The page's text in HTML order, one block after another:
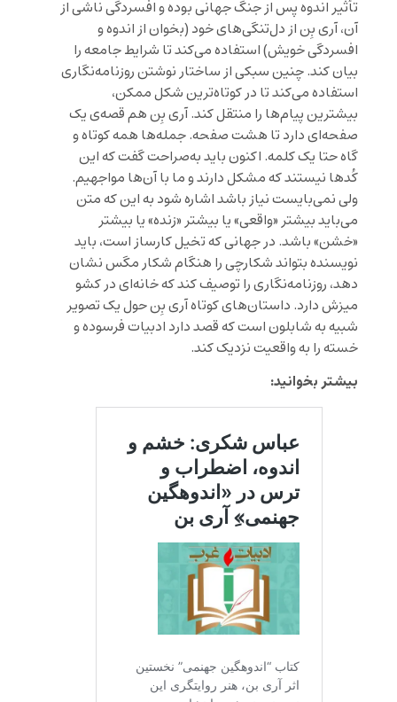
تأثیر اندوه پس از جنگ جهانی بوده و افسردگی ناشی از
آن، آری بِن از دل‌تنگی‌های خود (بخوان از اندوه و
افسردگی خویش) استفاده می‌کند تا شرایط جامعه را
بیان کند. چنین سبکی از ساختار نوشتن روزنامه‌نگاری
استفاده می‌کند تا در کوتاه‌ترین شکل ممکن،
بیشترین پیام‌ها را منتقل کند. آری بِن هم قصه‌ی یک
صفحه‌ای دارد تا هشت صفحه. جمله‌ها همه کوتاه و
گاه حتا یک کلمه. اکنون باید به‌صراحت گفت که این
کُدها نیستند که مشکل دارند و ما با آن‌ها مواجهیم.
ولی نمی‌بایست نیاز باشد اشاره شود به این که متن
می‌باید بیشتر «واقعی» یا بیشتر «زنده» یا بیشتر
«خشن» باشد. در جهانی که تخیل کارساز است، باید
نویسنده بتواند شکارچی را هنگام شکار مگس نشان
دهد، روزنامه‌نگاری را توصیف کند که خانه‌ای در کشو
میزش دارد. داستان‌های کوتاه آری بِن حول یک تصویر
شبیه به شابلون است که قصد دارد ادبیات فرسوده و
خسته را به واقعیت نزدیک کند.
بیشتر بخوانید: